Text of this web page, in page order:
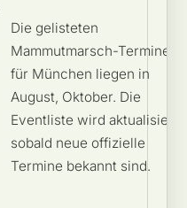
Die gelisteten
Mammutmarsch-Termine
für München liegen in
August, Oktober. Die
Eventliste wird aktualisiert,
sobald neue offizielle
Termine bekannt sind.